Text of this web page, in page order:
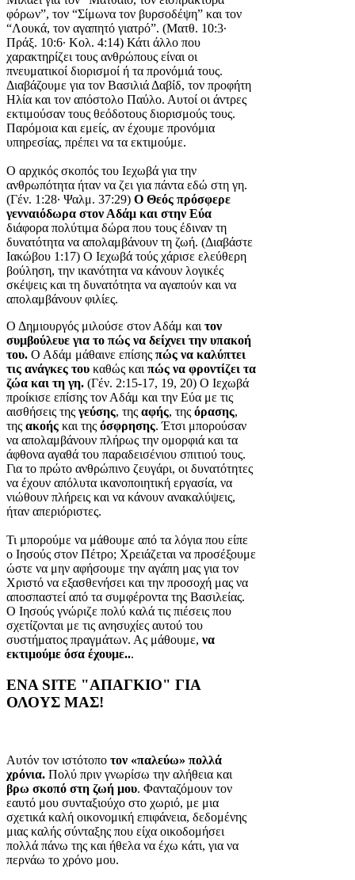
φόρων”, τον “Σίμωνα τον βυρσοδέψη” και τον
“Λουκά, τον αγαπητό γιατρό”. (Ματθ. 10:3·
Πράξ. 10:6· Κολ. 4:14) Κάτι άλλο που
χαρακτηρίζει τους ανθρώπους είναι οι
πνευματικοί διορισμοί ή τα προνόμιά τους.
Διαβάζουμε για τον Βασιλιά Δαβίδ, τον προφήτη
Ηλία και τον απόστολο Παύλο. Αυτοί οι άντρες
εκτιμούσαν τους θεόδοτους διορισμούς τους.
Παρόμοια και εμείς, αν έχουμε προνόμια
υπηρεσίας, πρέπει να τα εκτιμούμε.
Ο αρχικός σκοπός του Ιεχωβά για την
ανθρωπότητα ήταν να ζει για πάντα εδώ στη γη.
(Γέν. 1:28· Ψαλμ. 37:29) Ο Θεός πρόσφερε
γενναιόδωρα στον Αδάμ και στην Εύα
διάφορα πολύτιμα δώρα που τους έδιναν τη
δυνατότητα να απολαμβάνουν τη ζωή. (Διαβάστε
Ιακώβου 1:17) Ο Ιεχωβά τούς χάρισε ελεύθερη
βούληση, την ικανότητα να κάνουν λογικές
σκέψεις και τη δυνατότητα να αγαπούν και να
απολαμβάνουν φιλίες.
Ο Δημιουργός μιλούσε στον Αδάμ και τον
συμβούλευε για το πώς να δείχνει την υπακοή
του. Ο Αδάμ μάθαινε επίσης πώς να καλύπτει
τις ανάγκες του καθώς και πώς να φροντίζει τα
ζώα και τη γη. (Γέν. 2:15-17, 19, 20) Ο Ιεχωβά
προίκισε επίσης τον Αδάμ και την Εύα με τις
αισθήσεις της γεύσης, της αφής, της όρασης,
της ακοής και της όσφρησης. Έτσι μπορούσαν
να απολαμβάνουν πλήρως την ομορφιά και τα
άφθονα αγαθά του παραδεισένιου σπιτιού τους.
Για το πρώτο ανθρώπινο ζευγάρι, οι δυνατότητες
να έχουν απόλυτα ικανοποιητική εργασία, να
νιώθουν πλήρεις και να κάνουν ανακαλύψεις,
ήταν απεριόριστες.
Τι μπορούμε να μάθουμε από τα λόγια που είπε
ο Ιησούς στον Πέτρο; Χρειάζεται να προσέξουμε
ώστε να μην αφήσουμε την αγάπη μας για τον
Χριστό να εξασθενήσει και την προσοχή μας να
αποσπαστεί από τα συμφέροντα της Βασιλείας.
Ο Ιησούς γνώριζε πολύ καλά τις πιέσεις που
σχετίζονται με τις ανησυχίες αυτού του
συστήματος πραγμάτων. Ας μάθουμε, να
εκτιμούμε όσα έχουμε...
ΕΝΑ SITE "ΑΠΑΓΚΙΟ" ΓΙΑ
ΟΛΟΥΣ ΜΑΣ!
Αυτόν τον ιστότοπο τον «παλεύω» πολλά
χρόνια. Πολύ πριν γνωρίσω την αλήθεια και
βρω σκοπό στη ζωή μου. Φανταζόμουν τον
εαυτό μου συνταξιούχο στο χωριό, με μια
σχετικά καλή οικονομική επιφάνεια, δεδομένης
μιας καλής σύνταξης που είχα οικοδομήσει
πολλά πάνω της και ήθελα να έχω κάτι, για να
περνάω το χρόνο μου.